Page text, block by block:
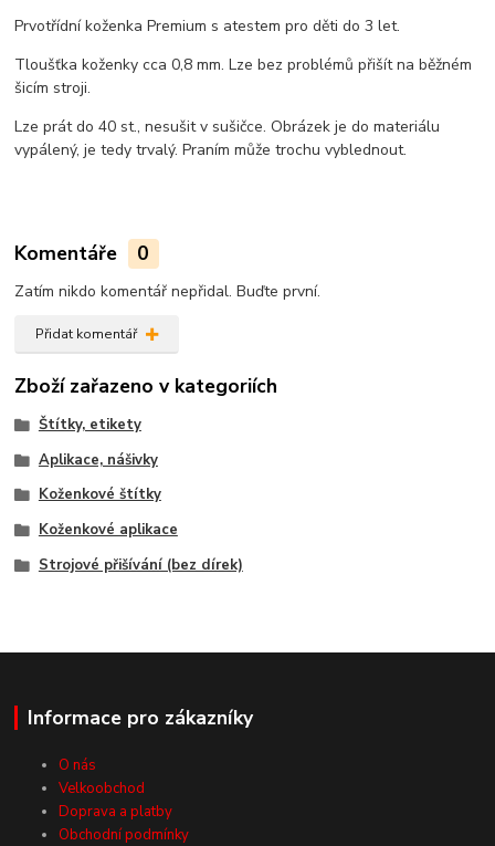
Prvotřídní koženka Premium s atestem pro děti do 3 let.
Tloušťka koženky cca 0,8 mm. Lze bez problémů přišít na běžném
šicím stroji.
Lze prát do 40 st., nesušit v sušičce. Obrázek je do materiálu
vypálený, je tedy trvalý. Praním může trochu vyblednout.
Komentáře 0
Zatím nikdo komentář nepřidal. Buďte první.
Přidat komentář
Zboží zařazeno v kategoriích
Štítky, etikety
Aplikace, nášivky
Koženkové štítky
Koženkové aplikace
Strojové přišívání (bez dírek)
Informace pro zákazníky
O nás
Velkoobchod
Doprava a platby
Obchodní podmínky